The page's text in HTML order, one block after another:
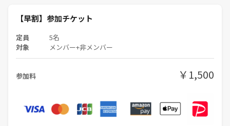
（途中参加者は買い出しをしてからご参加下さい^ ^）
③ナイトピクニックスタート（1.5h）
→友達づくり＆趣味友づくりを楽しんで下さい(^^)
その後の二次会については希望者を募り
主催は邪魔しないので自由に行って頂いてOKです^ ^
【早割】参加チケット
定員 5名
対象
メンバー+非メンバー
参加料 ￥1,500